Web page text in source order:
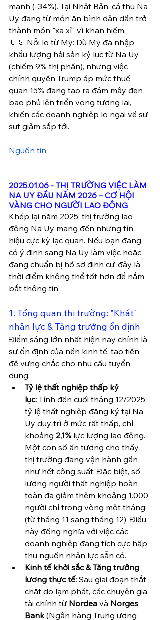
mạnh (-34%). Tại Nhật Bản, cá thu Na
Uy đang từ món ăn bình dân dần trở
thành món "xa xỉ" vì khan hiếm.
🇺🇸 Nỗi lo từ Mỹ: Dù Mỹ đã nhập
khẩu lượng hải sản kỷ lục từ Na Uy
(chiếm 9% thị phần), nhưng việc
chính quyền Trump áp mức thuế
quan 15% đang tạo ra đám mây đen
bao phủ lên triển vọng tương lai,
khiến các doanh nghiệp lo ngại về sự
sụt giảm sắp tới.
Nguồn tin
2025.01.06 - THỊ TRƯỜNG VIỆC LÀM
NA UY ĐẦU NĂM 2026 – CƠ HỘI
VÀNG CHO NGƯỜI LAO ĐỘNG
Khép lại năm 2025, thị trường lao
động Na Uy mang đến những tín
hiệu cực kỳ lạc quan. Nếu bạn đang
có ý định sang Na Uy làm việc hoặc
đang chuẩn bị hồ sơ định cư, đây là
thời điểm không thể tốt hơn để nắm
bắt thông tin.
1. Tổng quan thị trường: "Khát"
nhân lực & Tăng trưởng ổn định
Điểm sáng lớn nhất hiện nay chính là
sự ổn định của nền kinh tế, tạo tiền
đề vững chắc cho nhu cầu tuyển
dụng:
Tỷ lệ thất nghiệp thấp kỷ
lục: Tính đến cuối tháng 12/2025,
tỷ lệ thất nghiệp đăng ký tại Na
Uy duy trì ở mức rất thấp, chỉ
khoảng 2,1% lực lượng lao động.
Một con số ấn tượng cho thấy
thị trường đang vận hành gần
như hết công suất. Đặc biệt, số
lượng người thất nghiệp hoàn
toàn đã giảm thêm khoảng 1.000
người chỉ trong vòng một tháng
(từ tháng 11 sang tháng 12). Điều
này đồng nghĩa với việc các
doanh nghiệp đang tích cực hấp
thụ nguồn nhân lực sẵn có.
Kinh tế khởi sắc & Tăng trưởng
lương thực tế: Sau giai đoạn thắt
chặt do lạm phát, các chuyên gia
tài chính từ Nordea và Norges
Bank (Ngân hàng Trung ương